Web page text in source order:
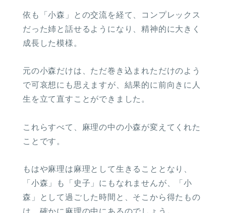
依も「小森」との交流を経て、コンプレックス
だった姉と話せるようになり、精神的に大きく
成長した模様。
元の小森だけは、ただ巻き込まれただけのよう
で可哀想にも思えますが、結果的に前向きに人
生を立て直すことができました。
これらすべて、麻理の中の小森が変えてくれた
ことです。
もはや麻理は麻理として生きることとなり、
「小森」も「史子」にもなれませんが、「小
森」として過ごした時間と、そこから得たもの
は、確かに麻理の中にあるのでしょう。